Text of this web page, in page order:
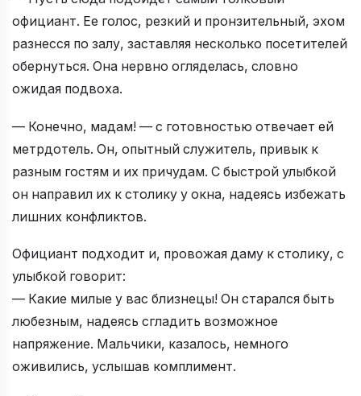
официант. Ее голос, резкий и пронзительный, эхом
разнесся по залу, заставляя несколько посетителей
обернуться. Она нервно огляделась, словно
ожидая подвоха.
— Конечно, мадам! — с готовностью отвечает ей
метрдотель. Он, опытный служитель, привык к
разным гостям и их причудам. С быстрой улыбкой
он направил их к столику у окна, надеясь избежать
лишних конфликтов.
Официант подходит и, провожая даму к столику, с
улыбкой говорит:
— Какие милые у вас близнецы! Он старался быть
любезным, надеясь сгладить возможное
напряжение. Мальчики, казалось, немного
оживились, услышав комплимент.